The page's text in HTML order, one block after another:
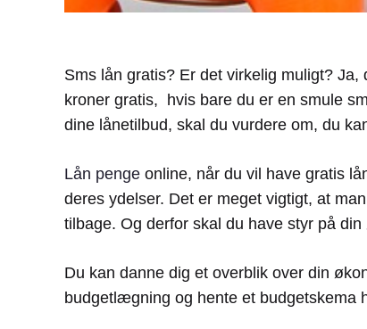
Sms lån gratis? Er det virkelig muligt?
kroner gratis, hvis bare du er en smule
dine lånetilbud, skal du vurdere om, du
Lån penge online, når du vil have gratis
deres ydelser. Det er meget vigtigt, at
tilbage. Og derfor skal du have styr på
Du kan danne dig et overblik over din
budgetlægning og hente et budgetskema